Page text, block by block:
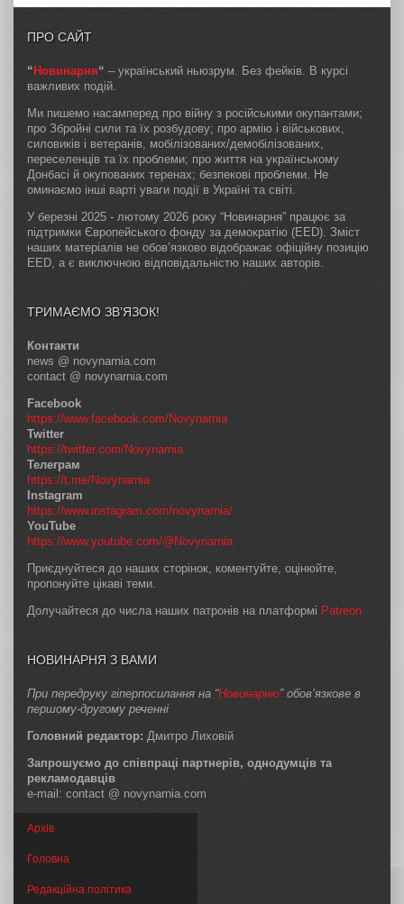
ПРО САЙТ
“ Новинарня“ – український ньюзрум. Без фейків. В курсі
важливих подій.
Ми пишемо насамперед про війну з російськими окупантами;
про Збройні сили та їх розбудову; про армію і військових,
силовиків і ветеранів, мобілізованих/демобілізованих,
переселенців та їх проблеми; про життя на українському
Донбасі й окупованих теренах; безпекові проблеми. Не
оминаємо інші варті уваги події в Україні та світі.
У березні 2025 - лютому 2026 року “Новинарня” працює за
підтримки Європейського фонду за демократію (EED). Зміст
наших матеріалів не обов’язково відображає офіційну позицію
EED, а є виключною відповідальністю наших авторів.
ТРИМАЄМО ЗВ’ЯЗОК!
Контакти
news @ novynarnia.com
contact @ novynarnia.com
Facebook
https://www.facebook.com/Novynarnia
Twitter
https://twitter.com/Novynarnia
Телеграм
https://t.me/Novynarnia
Instagram
https://www.instagram.com/novynarnia/
YouTube
https://www.youtube.com/@Novynarnia
Приєднуйтеся до наших сторінок, коментуйте, оцінюйте,
пропонуйте цікаві теми.
Долучайтеся до числа наших патронів на платформі Patreon
НОВИНАРНЯ З ВАМИ
При передруку гіперпосилання на “Новинарню” обов’язкове в
першому-другому реченні
Головний редактор: Дмитро Лиховій
Запрошуємо до співпраці партнерів, однодумців та
рекламодавців
e-mail: contact @ novynarnia.com
Архів
Головна
Редакційна політика